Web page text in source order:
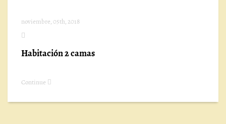
noviembre, 05th, 2018
Habitación 2 camas
Continue